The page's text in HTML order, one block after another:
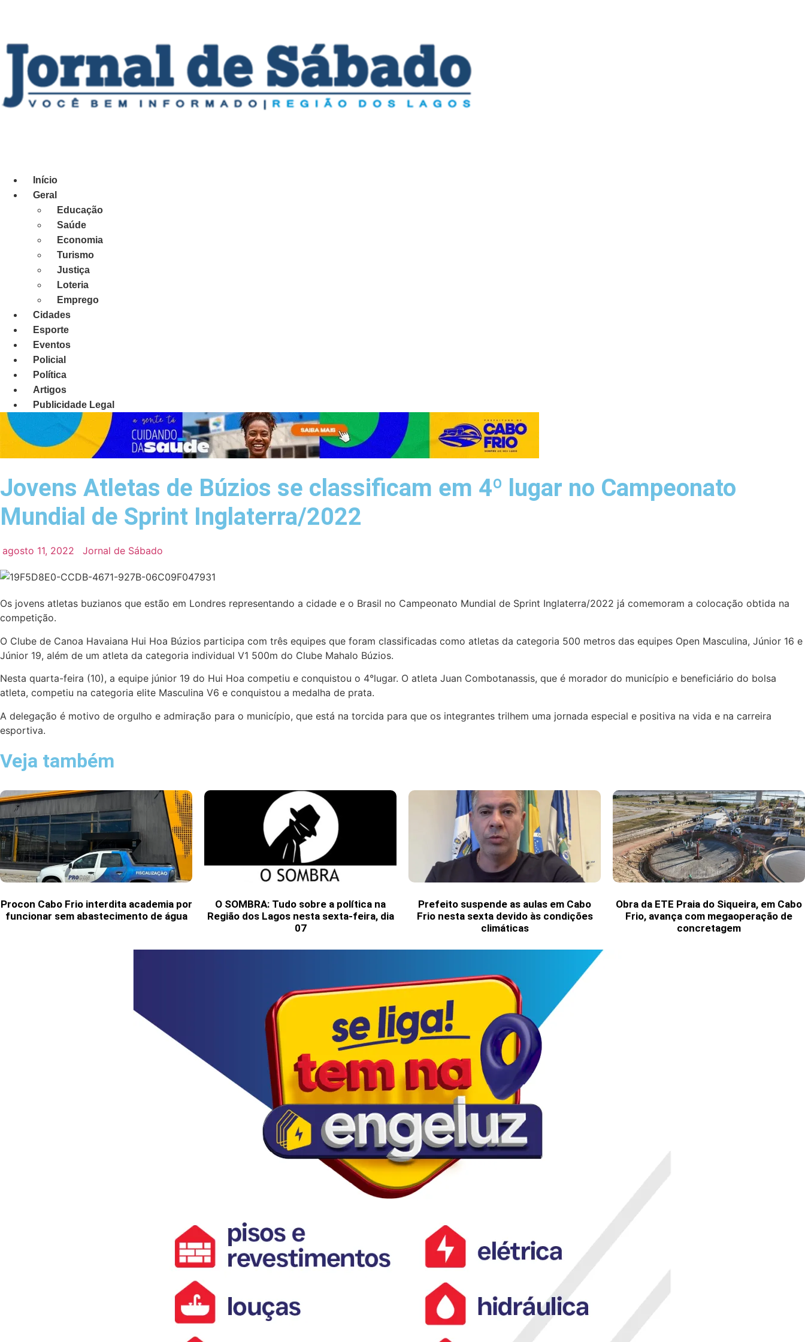
conteúdo
Início
Geral
Educação
Saúde
Economia
Turismo
Justiça
Loteria
Emprego
Cidades
Esporte
Eventos
Policial
Política
Artigos
Publicidade Legal
Jovens Atletas de Búzios se classificam em 4º lugar no Campeonato
Mundial de Sprint Inglaterra/2022
agosto 11, 2022 Jornal de Sábado
Os jovens atletas buzianos que estão em Londres representando a cidade e o Brasil no Campeonato Mundial de Sprint Inglaterra/2022 já comemoram a colocação obtida na
competição.
O Clube de Canoa Havaiana Hui Hoa Búzios participa com três equipes que foram classificadas como atletas da categoria 500 metros das equipes Open Masculina, Júnior 16 e
Júnior 19, além de um atleta da categoria individual V1 500m do Clube Mahalo Búzios.
Nesta quarta-feira (10), a equipe júnior 19 do Hui Hoa competiu e conquistou o 4°lugar. O atleta Juan Combotanassis, que é morador do município e beneficiário do bolsa
atleta, competiu na categoria elite Masculina V6 e conquistou a medalha de prata.
A delegação é motivo de orgulho e admiração para o município, que está na torcida para que os integrantes trilhem uma jornada especial e positiva na vida e na carreira
esportiva.
Veja também
Procon Cabo Frio interdita academia por
funcionar sem abastecimento de água
O SOMBRA: Tudo sobre a política na
Região dos Lagos nesta sexta-feira, dia
07
Prefeito suspende as aulas em Cabo
Frio nesta sexta devido às condições
climáticas
Obra da ETE Praia do Siqueira, em Cabo
Frio, avança com megaoperação de
concretagem